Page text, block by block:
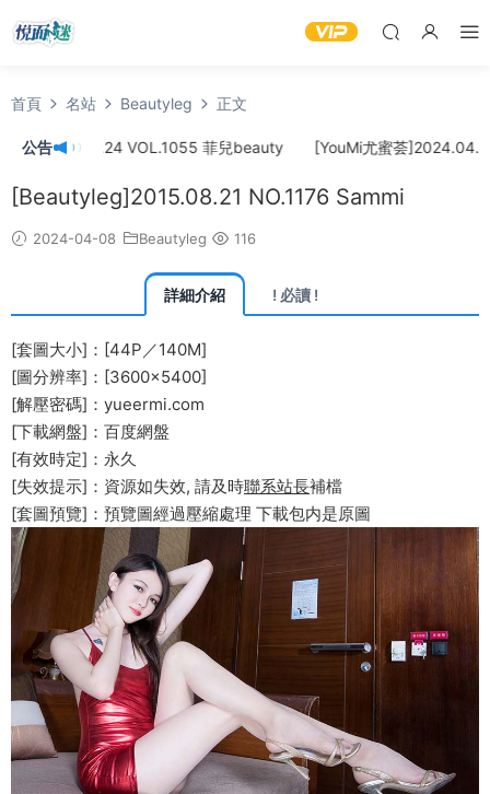
首頁 名站 Beautyleg 正文
公告
]2024.04.24 VOL.1055 菲兒beauty [YouMi尤蜜荟]2024.04.22
[Beautyleg]2015.08.21 NO.1176 Sammi
2024-04-08 Beautyleg 116
詳細介紹 ! 必讀 !
[套圖大小]：[44P／140M]
[圖分辨率]：[3600×5400]
[解壓密碼]：yueermi.com
[下載網盤]：百度網盤
[有效時定]：永久
[失效提示]：資源如失效, 請及時聯系站長補檔
[套圖預覽]：預覽圖經過壓縮處理 下載包内是原圖